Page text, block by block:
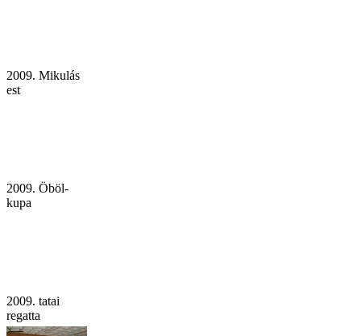
2009. Mikulás
est
2009. Öböl-
kupa
2009. tatai
regatta